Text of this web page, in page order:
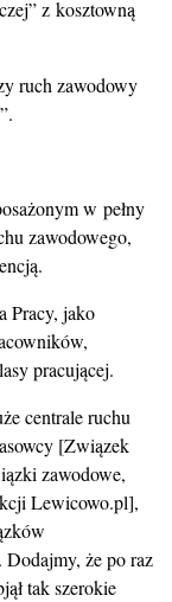
z kosztowną
ruch zawodowy
w pełny
zawodowego,
Pracy, jako
pracującej.
centrale ruchu
[Związek
zawodowe,
Lewicowo.pl],
że po raz
tak szerokie